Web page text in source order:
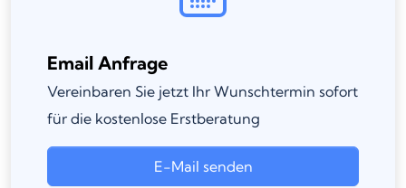
Email Anfrage
Vereinbaren Sie jetzt Ihr Wunschtermin sofort
für die kostenlose Erstberatung
E-Mail senden